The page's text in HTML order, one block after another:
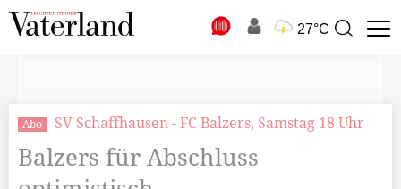
27°C
Suchbegriff
Abo SV Schaffhausen - FC Balzers, Samstag 18 Uhr
Balzers für Abschluss